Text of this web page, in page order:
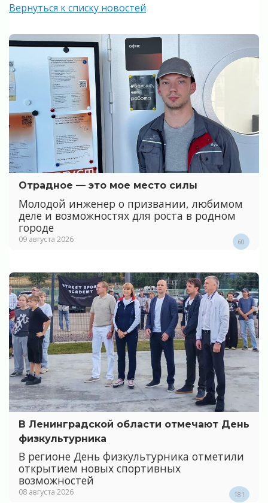
Вернуться к списку новостей
Отрадное — это мое место силы
Молодой инженер о призвании, любимом
деле и возможностях для роста в родном
городе
09 августа 2026 60
В Ленинградской области отмечают День
физкультурника
В регионе День физкультурника отметили
открытием новых спортивных
возможностей
08 августа 2026 181